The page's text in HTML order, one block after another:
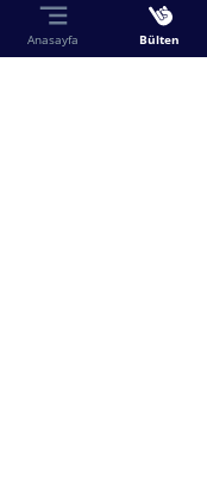
Anasayfa Bülten